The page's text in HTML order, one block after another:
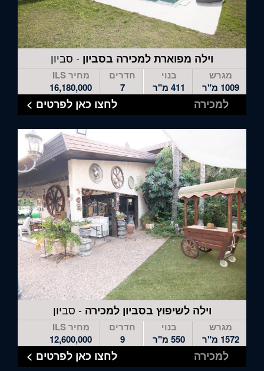
וילה מפוארת למכירה בסביון - סביון
מגרש
1009 מ"ר
בנוי
411 מ"ר
חדרים
7
מחיר ILS
16,180,000
למכירה לחצו כאן לפרטים >
וילה לשיפוץ בסביון למכירה- סביון
מגרש
1572 מ"ר
בנוי
550 מ"ר
חדרים
9
מחיר ILS
12,600,000
למכירה לחצו כאן לפרטים >